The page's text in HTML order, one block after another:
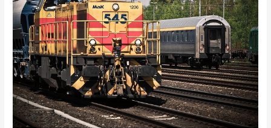
voor
jouw
drukke
leven